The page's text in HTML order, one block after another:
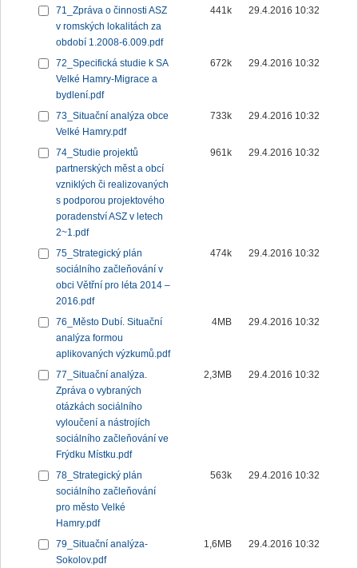
71_Zpráva o činnosti ASZ
v romských lokalitách za
období 1.2008-6.009.pdf
441k 29.4.2016 10:32
72_Specifická studie k SA
Velké Hamry-Migrace a
bydlení.pdf
672k 29.4.2016 10:32
73_Situační analýza obce
Velké Hamry.pdf
733k 29.4.2016 10:32
74_Studie projektů
partnerských měst a obcí
vzniklých či realizovaných
s podporou projektového
poradenství ASZ v letech
2~1.pdf
961k 29.4.2016 10:32
75_Strategický plán
sociálního začleňování v
obci Větřní pro léta 2014 –
2016.pdf
474k 29.4.2016 10:32
76_Město Dubí. Situační
analýza formou
aplikovaných výzkumů.pdf
4MB 29.4.2016 10:32
77_Situační analýza.
Zpráva o vybraných
otázkách sociálního
vyloučení a nástrojích
sociálního začleňování ve
Frýdku Místku.pdf
2,3MB 29.4.2016 10:32
78_Strategický plán
sociálního začleňování
pro město Velké
Hamry.pdf
563k 29.4.2016 10:32
79_Situační analýza-
Sokolov.pdf
1,6MB 29.4.2016 10:32